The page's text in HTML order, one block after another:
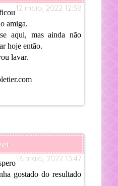
12 maio, 2022 12:38
amiga.
aqui, mas ainda não
hoje então.
lavar.
16 maio, 2022 13:47
gostado do resultado